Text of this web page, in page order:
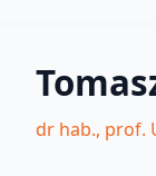
dr hab., prof.